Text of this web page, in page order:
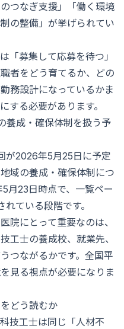
つなぎ支援」「働く環境
の整備」が挙げられてい
「募集して応募を待つ」
者をどう育てるか、どの
務設計になっているかま
する必要があります。
養成・確保体制を扱う予
が2026年5月25日に予定
域の養成・確保体制につ
月23日時点で、一覧ペー
ている段階です。
院にとって重要なのは、
工士の養成校、就業先、
つながるかです。全国平
見る視点が必要になりま
どう読むか
技工士は同じ「人材不